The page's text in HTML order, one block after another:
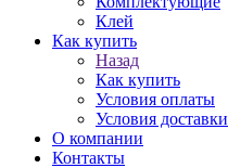
Клей
Как купить
Назад
Как купить
Условия оплаты
Условия доставки
О компании
Контакты